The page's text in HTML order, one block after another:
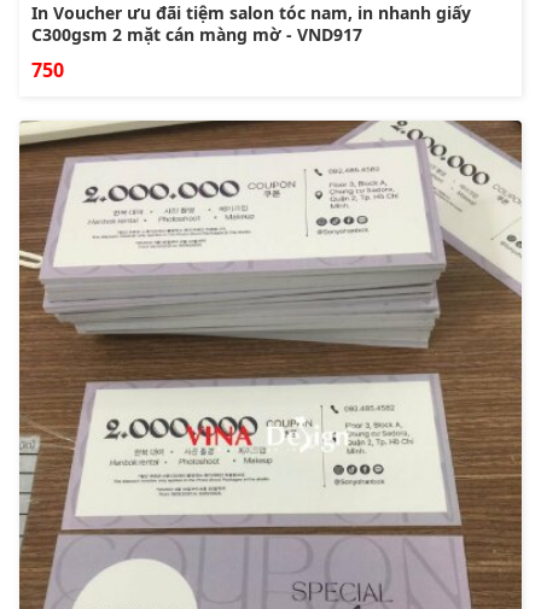
In Voucher ưu đãi tiệm salon tóc nam, in nhanh giấy
C300gsm 2 mặt cán màng mờ - VND917
750